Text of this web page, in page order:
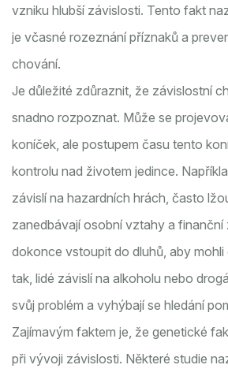
vzniku hlubší závislosti. Tento fakt
je včasné rozeznání příznaků a
chování.
Je důležité zdůraznit, že závislostní
snadno rozpoznat. Může se
koníček, ale postupem času tento
kontrolu nad životem jedince.
závislí na hazardních hrách, často
zanedbávají osobní vztahy a finanční
dokonce vstoupit do dluhů, aby mohli
tak, lidé závislí na alkoholu nebo
svůj problém a vyhýbají se hledání
Zajímavým faktem je, že genetické
při vývoji závislosti. Některé studie